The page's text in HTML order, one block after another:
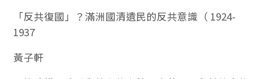
「反共復國」？滿洲國清遺民的反共意識（ 1924-
1937
黃子軒